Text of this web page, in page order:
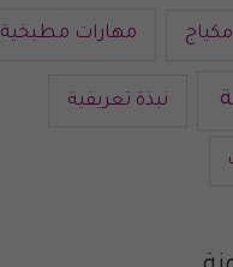
مكياج مهارات مطبخية
نبذة تعريفية